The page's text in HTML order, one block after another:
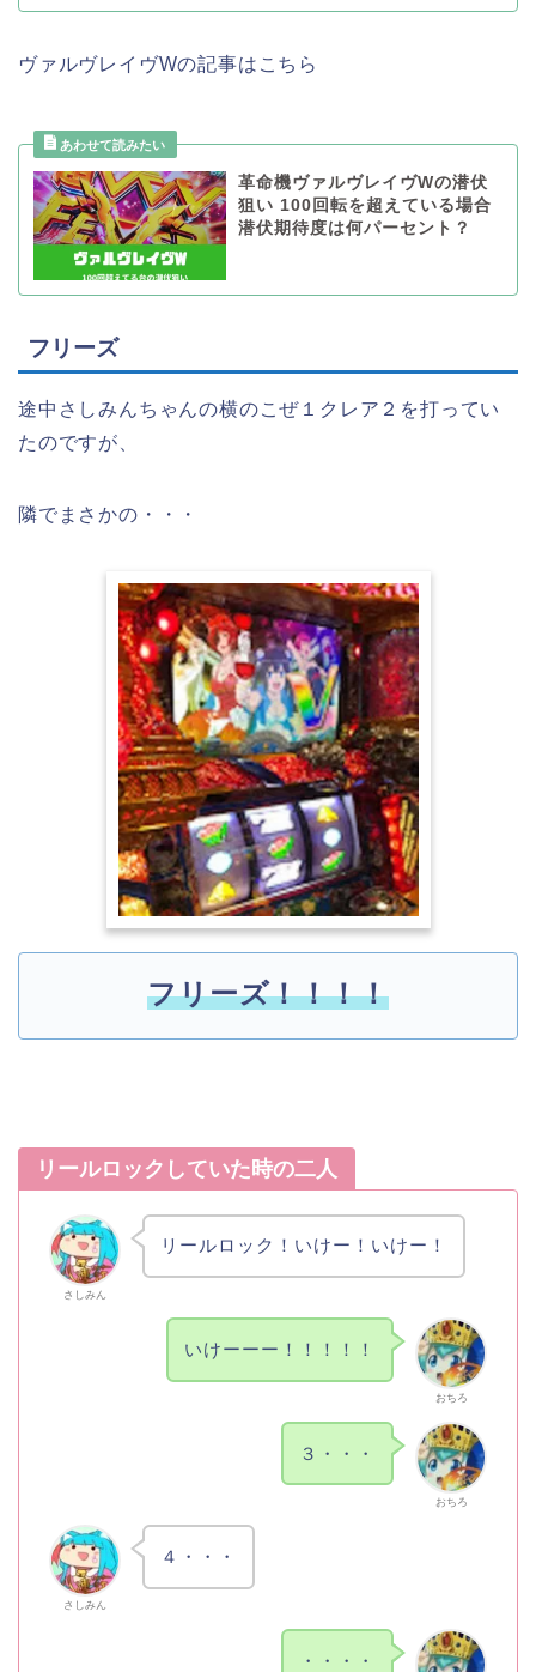
ヴァルヴレイヴWの記事はこちら
革命機ヴァルヴレイヴWの潜伏
狙い 100回転を超えている場合
潜伏期待度は何パーセント？
フリーズ
途中さしみんちゃんの横のこぜ１クレア２を打ってい
たのですが、
隣でまさかの・・・
フリーズ！！！！
リールロックしていた時の二人
さしみん
リールロック！いけー！いけー！
おちろ
いけーーー！！！！！
おちろ
３・・・
さしみん
４・・・
・・・・